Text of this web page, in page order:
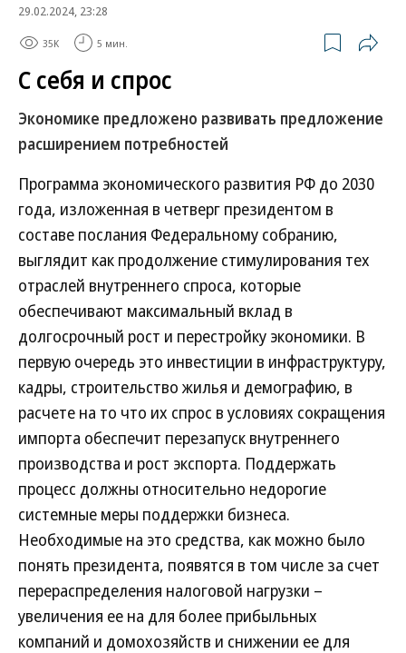
29.02.2024, 23:28
35K 5 мин.
С себя и спрос
Экономике предложено развивать предложение
расширением потребностей
Программа экономического развития РФ до 2030
года, изложенная в четверг президентом в
составе послания Федеральному собранию,
выглядит как продолжение стимулирования тех
отраслей внутреннего спроса, которые
обеспечивают максимальный вклад в
долгосрочный рост и перестройку экономики. В
первую очередь это инвестиции в инфраструктуру,
кадры, строительство жилья и демографию, в
расчете на то что их спрос в условиях сокращения
импорта обеспечит перезапуск внутреннего
производства и рост экспорта. Поддержать
процесс должны относительно недорогие
системные меры поддержки бизнеса.
Необходимые на это средства, как можно было
понять президента, появятся в том числе за счет
перераспределения налоговой нагрузки –
увеличения ее на для более прибыльных
компаний и домохозяйств и снижении ее для